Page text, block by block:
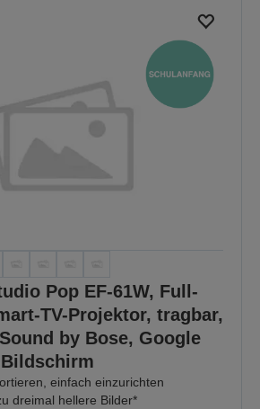
Pop EF-61W, Full-
TV-Projektor, tragbar,
by Bose, Google
Bildschirm
einfach einzurichten
dreimal hellere Bilder*